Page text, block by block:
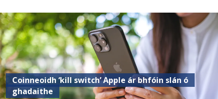
Coinneoidh ‘kill switch’ Apple ár bhfóin slán ó
ghadaithe